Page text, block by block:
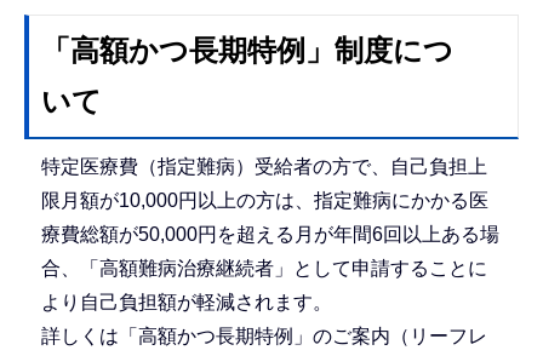
「高額かつ長期特例」制度につ
いて
特定医療費（指定難病）受給者の方で、自己負担上
限月額が10,000円以上の方は、指定難病にかかる医
療費総額が50,000円を超える月が年間6回以上ある場
合、「高額難病治療継続者」として申請することに
より自己負担額が軽減されます。
詳しくは「高額かつ長期特例」のご案内（リーフレ